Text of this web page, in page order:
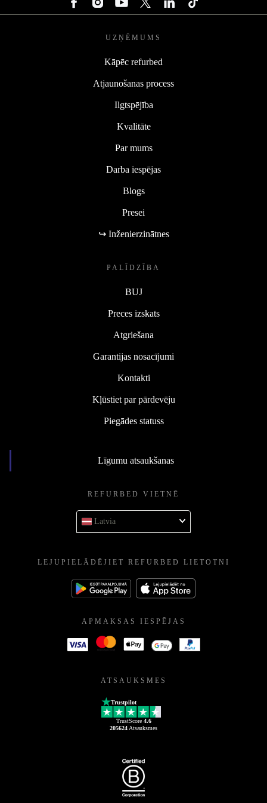
UZŅĒMUMS
Kāpēc refurbed
Atjaunošanas process
Ilgtspējība
Kvalitāte
Par mums
Darba iespējas
Blogs
Presei
↪ Inženierzinātnes
PALĪDZĪBA
BUJ
Preces izskats
Atgriešana
Garantijas nosacījumi
Kontakti
Kļūstiet par pārdevēju
Piegādes statuss
Līgumu atsaukšanas
REFURBED VIETNĒ
Latvia
LEJUPIELĀDĒJIET REFURBED LIETOTNI
APMAKSAS IESPĒJAS
ATSAUKSMES
Trustpilot
TrustScore 4.6
205624 Atsauksmes